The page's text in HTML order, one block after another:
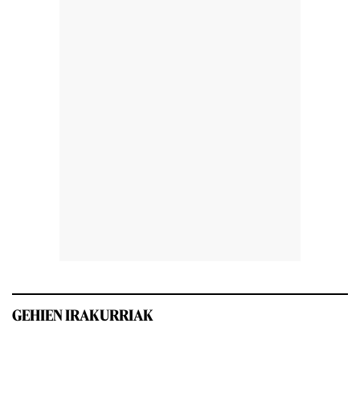
GEHIEN IRAKURRIAK